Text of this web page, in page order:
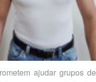
ajudar grupos de